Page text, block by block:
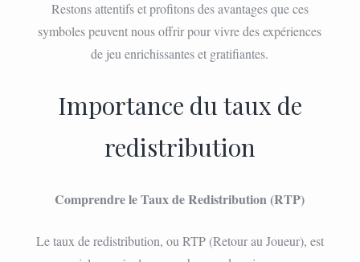
Restons attentifs et profitons des avantages que ces
symboles peuvent nous offrir pour vivre des expériences
de jeu enrichissantes et gratifiantes.
Importance du taux de
redistribution
Comprendre le Taux de Redistribution (RTP)
Le taux de redistribution, ou RTP (Retour au Joueur), est